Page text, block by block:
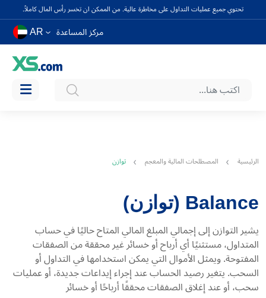
تحتوي جميع عمليات التداول على مخاطرة عالية. من الممكن ان تخسر رأس المال كاملاً.
مركز المساعدة AR
الرئيسية المصطلحات المالية والمعجم توازن
Balance (توازن)
يشير التوازن إلى إجمالي المبلغ المالي المتاح حاليًا في حساب
المتداول، مستثنيًا أي أرباح أو خسائر غير محققة من الصفقات
المفتوحة. ويمثل الأموال التي يمكن استخدامها في التداول أو
السحب. يتغير رصيد الحساب عند إجراء إيداعات جديدة، أو عمليات
سحب، أو عند إغلاق الصفقات محققًا أرباحًا أو خسائر